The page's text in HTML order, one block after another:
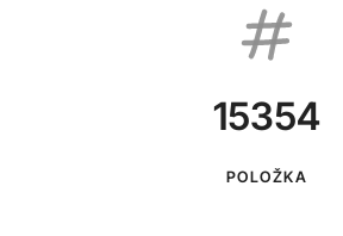
15354
POLOŽKA